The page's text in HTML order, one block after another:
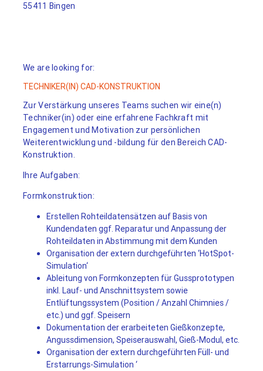
55411 Bingen
We are looking for:
TECHNIKER(IN) CAD-KONSTRUKTION
Zur Verstärkung unseres Teams suchen wir eine(n)
Techniker(in) oder eine erfahrene Fachkraft mit
Engagement und Motivation zur persönlichen
Weiterentwicklung und -bildung für den Bereich CAD-
Konstruktion.
Ihre Aufgaben:
Formkonstruktion:
Erstellen Rohteildatensätzen auf Basis von
Kundendaten ggf. Reparatur und Anpassung der
Rohteildaten in Abstimmung mit dem Kunden
Organisation der extern durchgeführten ‘HotSpot-
Simulation‘
Ableitung von Formkonzepten für Gussprototypen
inkl. Lauf- und Anschnittsystem sowie
Entlüftungssystem (Position / Anzahl Chimnies /
etc.) und ggf. Speisern
Dokumentation der erarbeiteten Gießkonzepte,
Angussdimension, Speiserauswahl, Gieß-Modul, etc.
Organisation der extern durchgeführten Füll- und
Erstarrungs-Simulation ‘